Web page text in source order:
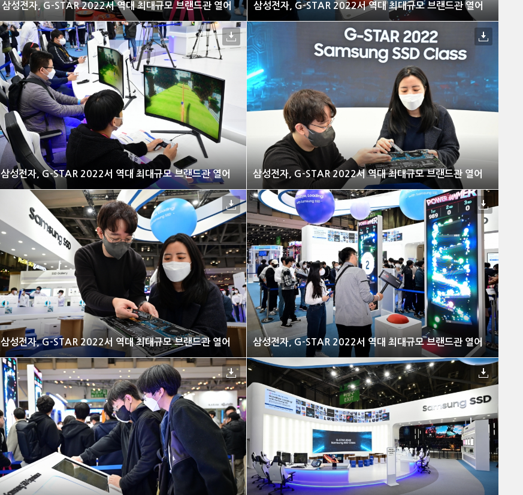
삼성전자, G-STAR 2022서 역대 최대규모 브랜드관 열어 삼성전자, G-STAR 2022서 역대 최대규모 브랜드관 열어
삼성전자, G-STAR 2022서 역대 최대규모 브랜드관 열어 삼성전자, G-STAR 2022서 역대 최대규모 브랜드관 열어
삼성전자, G-STAR 2022서 역대 최대규모 브랜드관 열어 삼성전자, G-STAR 2022서 역대 최대규모 브랜드관 열어